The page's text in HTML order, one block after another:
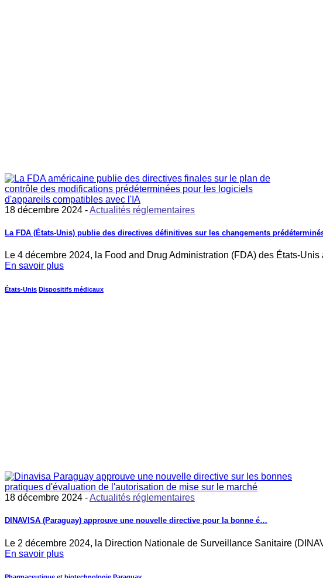
18 décembre 2024 -Actualités réglementaires
La FDA (États-Unis) publie des directives définitives sur les changements
Le 4 décembre 2024, la Food and Drug Administration (FDA) des États-
En savoir plus
États-Unis Dispositifs médicaux
18 décembre 2024 -Actualités réglementaires
DINAVISA (Paraguay) approuve une nouvelle directive pour la bonne é…
Le 2 décembre 2024, la Direction Nationale de Surveillance Sanitaire
En savoir plus